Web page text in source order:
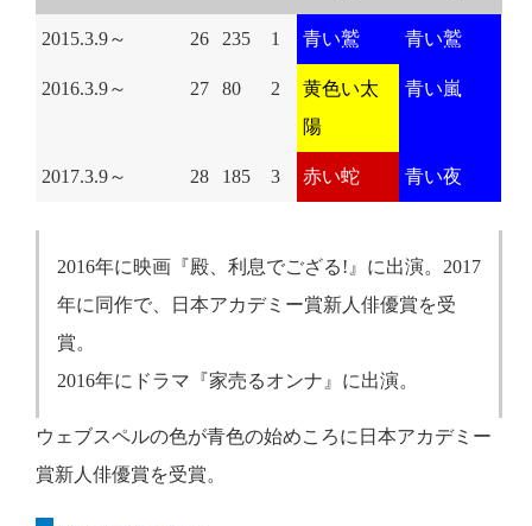
2015.3.9～ 26 235 1 青い鷲 青い鷲
2016.3.9～ 27 80 2
黄色い太
陽
青い嵐
2017.3.9～ 28 185 3 赤い蛇 青い夜
2016年に映画『殿、利息でござる!』に出演。2017
年に同作で、日本アカデミー賞新人俳優賞を受
賞。
2016年にドラマ『家売るオンナ』に出演。
ウェブスペルの色が青色の始めころに日本アカデミー
賞新人俳優賞を受賞。